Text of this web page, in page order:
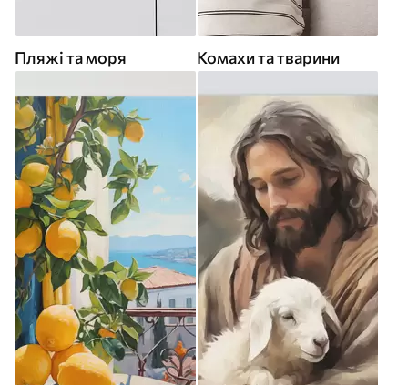
Пляжі та моря Комахи та тварини